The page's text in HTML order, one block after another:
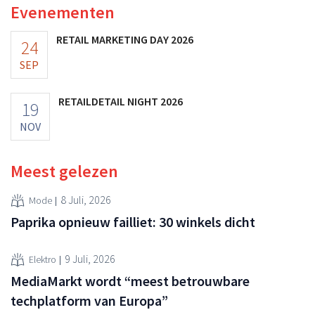
Evenementen
24
SEP
RETAIL MARKETING DAY 2026
19
NOV
RETAILDETAIL NIGHT 2026
Meest gelezen
Mode 8 Juli, 2026
Paprika opnieuw failliet: 30 winkels dicht
Elektro 9 Juli, 2026
MediaMarkt wordt “meest betrouwbare
techplatform van Europa”